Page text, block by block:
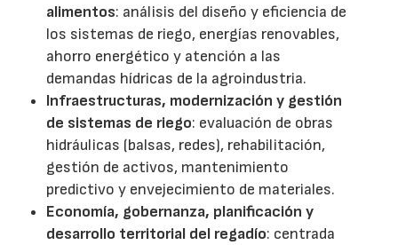
alimentos: análisis del diseño y eficiencia de
los sistemas de riego, energías renovables,
ahorro energético y atención a las
demandas hídricas de la agroindustria.
Infraestructuras, modernización y gestión
de sistemas de riego: evaluación de obras
hidráulicas (balsas, redes), rehabilitación,
gestión de activos, mantenimiento
predictivo y envejecimiento de materiales.
Economía, gobernanza, planificación y
desarrollo territorial del regadío: centrada